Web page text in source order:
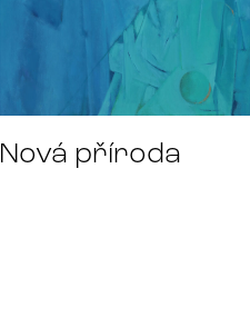
Nová příroda